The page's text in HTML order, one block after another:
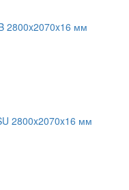
2800x2070x16 мм
2800x2070x16 мм